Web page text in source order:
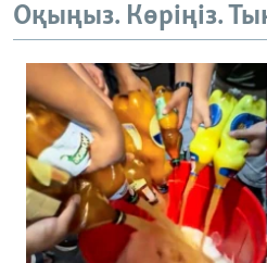
Оқыңыз. Көріңіз.